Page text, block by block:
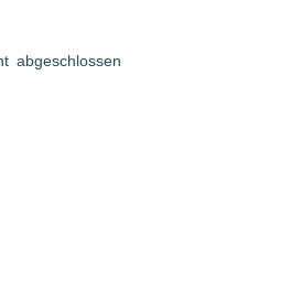
abgeschlossen